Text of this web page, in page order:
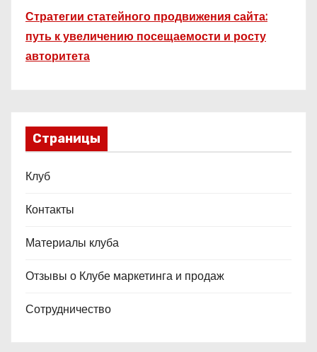
Стратегии статейного продвижения сайта:
путь к увеличению посещаемости и росту
авторитета
Страницы
Клуб
Контакты
Материалы клуба
Отзывы о Клубе маркетинга и продаж
Сотрудничество